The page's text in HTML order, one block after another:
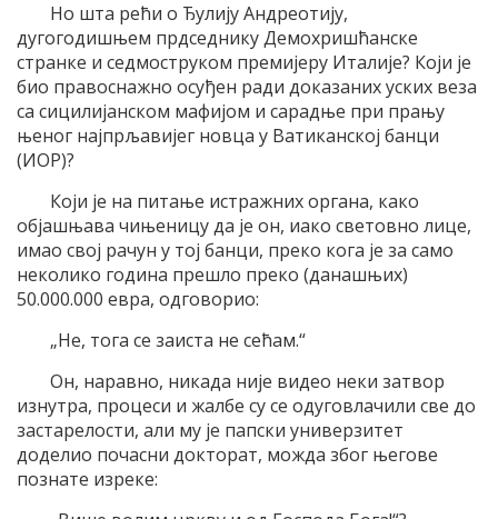
Но шта рећи о Ђулију Андреотију,
дугогодишњем прдседнику Демохришћанске
странке и седмоструком премијеру Италије? Који је
био правоснажно осуђен ради доказаних уских веза
са сицилијанском мафијом и сарадње при прању
њеног најпрљавијег новца у Ватиканској банци
(ИОР)?
Који је на питање истражних органа, како
објашњава чињеницу да је он, иако световно лице,
имао свој рачун у тој банци, преко кога је за само
неколико година прешло преко (данашњих)
50.000.000 евра, одговорио:
„Не, тога се заиста не сећам.“
Он, наравно, никада није видео неки затвор
изнутра, процеси и жалбе су се одуговлачили све до
застарелости, али му је папски универзитет
доделио почасни докторат, можда због његове
познате изреке: